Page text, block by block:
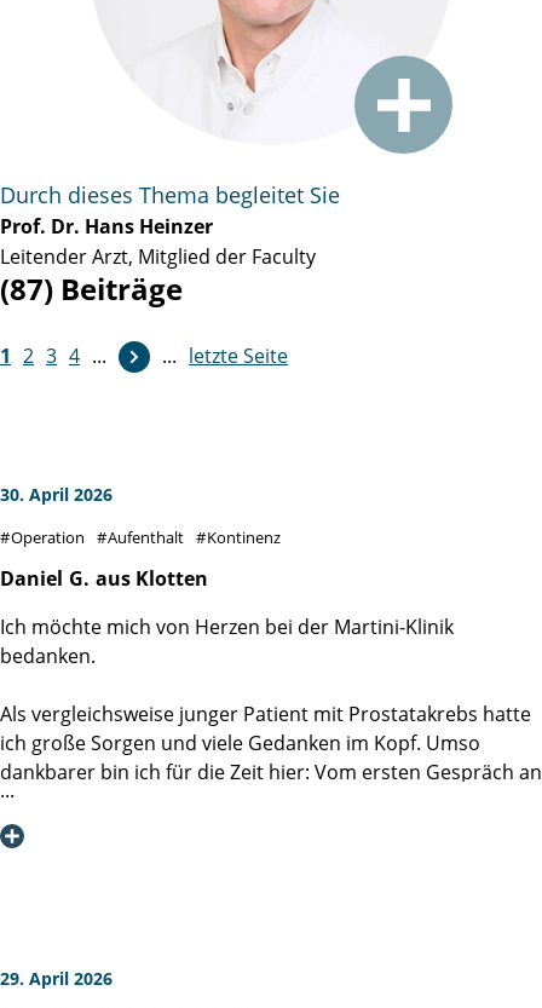
Durch dieses Thema begleitet Sie
Prof. Dr. Hans Heinzer
Leitender Arzt, Mitglied der Faculty
(87) Beiträge
1 2 3 4 ... ... letzte Seite
30. April 2026
Operation Aufenthalt Kontinenz
Daniel G. aus Klotten
Ich möchte mich von Herzen bei der Martini-Klinik
bedanken.
Als vergleichsweise junger Patient mit Prostatakrebs hatte
ich große Sorgen und viele Gedanken im Kopf. Umso
dankbarer bin ich für die Zeit hier: Vom ersten Gespräch an
wurde mir Mut gemacht und ich habe mich nie allein
gelassen gefühlt.
kompetent. Man merkt einfach, dass hier mit Herz und
29. April 2026